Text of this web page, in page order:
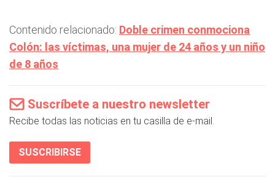
Contenido relacionado: Doble crimen conmociona
Colón: las víctimas, una mujer de 24 años y un niño
de 8 años
Suscríbete a nuestro newsletter
Recibe todas las noticias en tu casilla de e-mail.
SUSCRIBIRSE